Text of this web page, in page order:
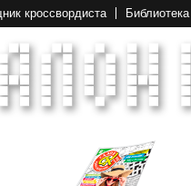
кроссвордиста